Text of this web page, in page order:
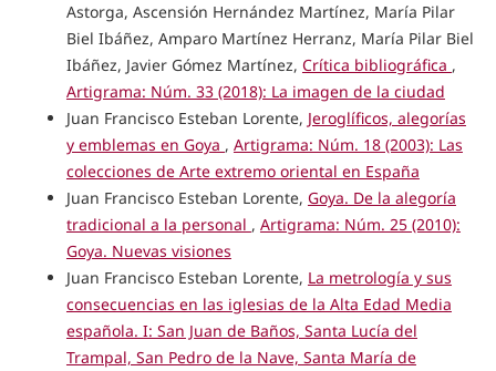
Astorga, Ascensión Hernández Martínez, María Pilar
Biel Ibáñez, Amparo Martínez Herranz, María Pilar Biel
Ibáñez, Javier Gómez Martínez, Crítica bibliográfica ,
Artigrama: Núm. 33 (2018): La imagen de la ciudad
Juan Francisco Esteban Lorente, Jeroglíficos, alegorías
y emblemas en Goya , Artigrama: Núm. 18 (2003): Las
colecciones de Arte extremo oriental en España
Juan Francisco Esteban Lorente, Goya. De la alegoría
tradicional a la personal , Artigrama: Núm. 25 (2010):
Goya. Nuevas visiones
Juan Francisco Esteban Lorente, La metrología y sus
consecuencias en las iglesias de la Alta Edad Media
española. I: San Juan de Baños, Santa Lucía del
Trampal, San Pedro de la Nave, Santa María de